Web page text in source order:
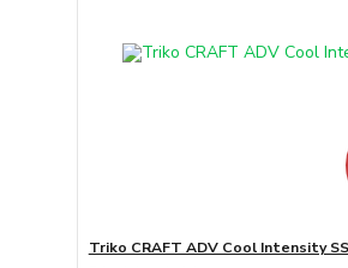
Triko CRAFT ADV Cool Intensity SS